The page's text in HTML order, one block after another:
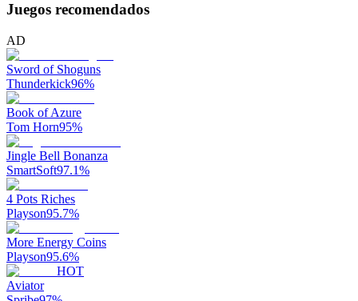
Juegos recomendados
AD
Sword of Shoguns
Thunderkick96%
Book of Azure
Tom Horn95%
Jingle Bell Bonanza
SmartSoft97.1%
4 Pots Riches
Playson95.7%
More Energy Coins
Playson95.6%
HOT
Aviator